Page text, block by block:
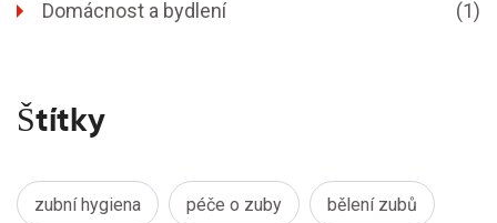
Domácnost a bydlení (1)
Štítky
zubní hygiena péče o zuby bělení zubů